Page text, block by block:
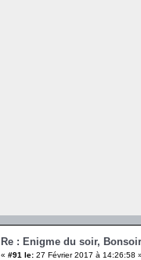
Re : Enigme du soir,
« #91 le: 27 Février 2017 à 14:26:58